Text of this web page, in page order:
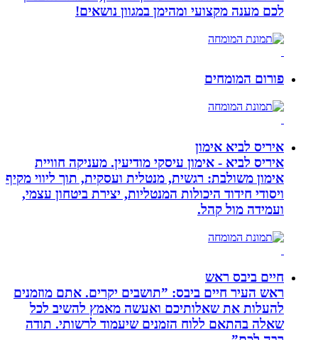
לכם מענה מקצועי ומהימן במגוון נושאים!
פורום המומחים
איריס לביא אימון
איריס לביא - אימון עיסקי מודיעין. מעניקה חוויית
אימון משולבת: רגשית, מנטלית ועסקית, תוך ליווי מקיף
ויסודי חידוד היכולות המנטליות, יצירת ביטחון עצמי,
ועמידה מול קהל.
חיים ביבס ראש
ראש העיר חיים ביבס: ”תושבים יקרים. אתם מוזמנים
להעלות את שאלותיכם ואעשה מאמץ להשיב לכל
שאלה בהתאם ללוח הזמנים שיעמוד לרשותי. תודה